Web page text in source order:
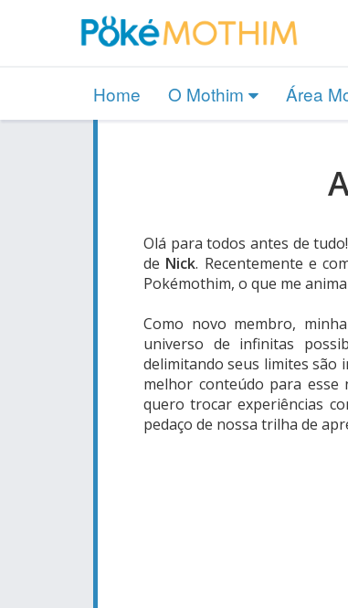
Home O Mothim Área
Olá para todos antes de
de Nick. Recentemente e
Pokémothim, o que me
Como novo membro,
universo de infinitas
delimitando seus limites são
melhor conteúdo para esse
quero trocar experiências
pedaço de nossa trilha de